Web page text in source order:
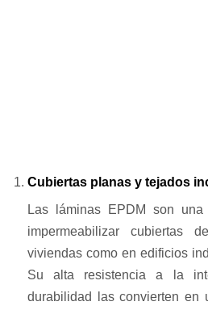
Cubiertas planas y tejados
Las láminas EPDM son
impermeabilizar cubiertas
viviendas como en edificios
Su alta resistencia a la
durabilidad las convierten en